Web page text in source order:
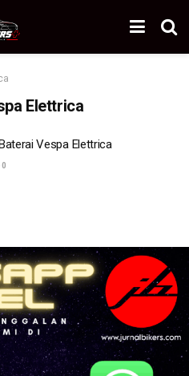
Elettrica
Vespa Elettrica
0